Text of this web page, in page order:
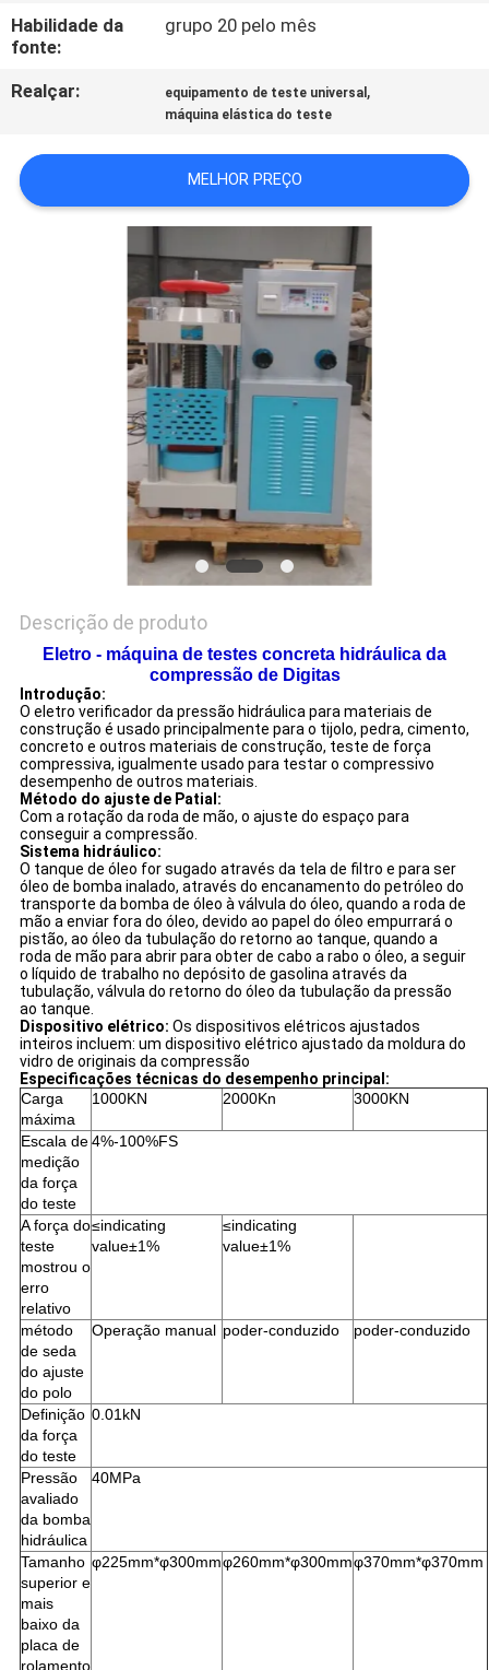
NOTÍCIA
UMAS
CITAÇÕES
Habilidade da
fonte:
grupo 20 pelo mês
Realçar: equipamento de teste universal ,
máquina elástica do teste
MELHOR PREÇO
Descrição de produto
Eletro - máquina de testes concreta hidráulica da
compressão de Digitas
Introdução:
O eletro verificador da pressão hidráulica para materiais de
construção é usado principalmente para o tijolo, pedra, cimento,
concreto e outros materiais de construção, teste de força
compressiva, igualmente usado para testar o compressivo
desempenho de outros materiais.
Método do ajuste de Patial:
Com a rotação da roda de mão, o ajuste do espaço para
conseguir a compressão.
Sistema hidráulico:
O tanque de óleo for sugado através da tela de filtro e para ser
óleo de bomba inalado, através do encanamento do petróleo do
transporte da bomba de óleo à válvula do óleo, quando a roda de
mão a enviar fora do óleo, devido ao papel do óleo empurrará o
pistão, ao óleo da tubulação do retorno ao tanque, quando a
roda de mão para abrir para obter de cabo a rabo o óleo, a seguir
o líquido de trabalho no depósito de gasolina através da
tubulação, válvula do retorno do óleo da tubulação da pressão
ao tanque.
Dispositivo elétrico: Os dispositivos elétricos ajustados
inteiros incluem: um dispositivo elétrico ajustado da moldura do
vidro de originais da compressão
Especificações técnicas do desempenho principal:
Carga
máxima
1000KN 2000Kn 3000KN
Escala de
medição
da força
do teste
4%-100%FS
A força do
teste
mostrou o
erro
relativo
≤indicating
value±1%
≤indicating
value±1%
método
de seda
do ajuste
do polo
Operação manual poder-conduzido poder-conduzido
Definição
da força
do teste
0.01kN
Pressão
avaliado
da bomba
hidráulica
40MPa
Tamanho
superior e
mais
baixo da
placa de
rolamento
φ225mm*φ300mmφ260mm*φ300mmφ370mm*φ370mm